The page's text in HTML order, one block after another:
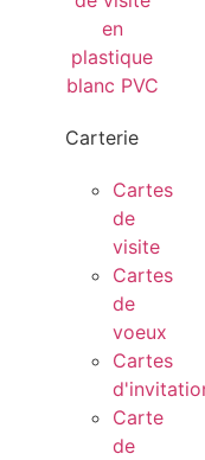
Carterie
Cartes
de
visite
Cartes
de
voeux
Cartes
Carte
de